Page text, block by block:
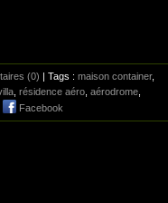
(0) | Tags : maison container,
résidence aéro aérodrome
Facebook